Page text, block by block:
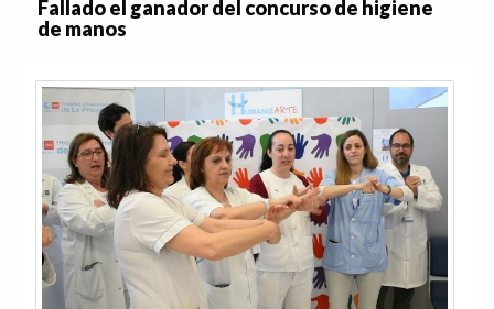
Fallado el ganador del concurso de higiene
de manos